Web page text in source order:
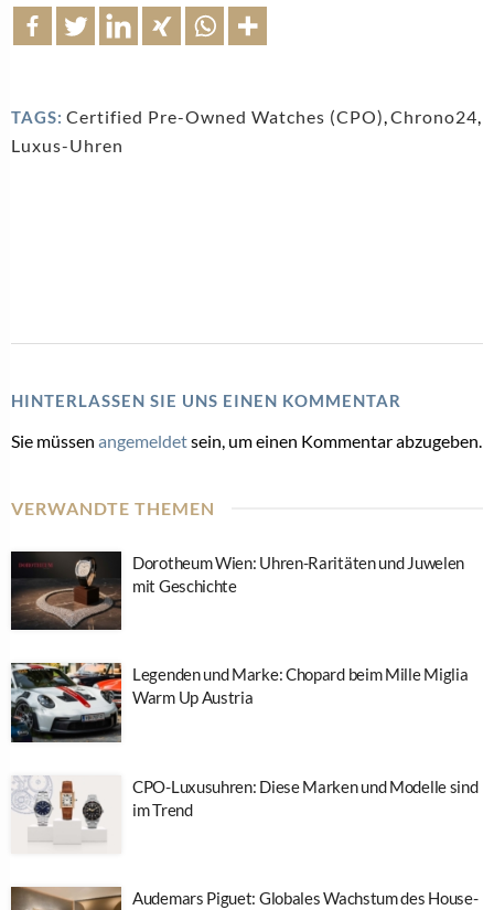
TAGS: Certified Pre-Owned Watches (CPO),Chrono24,
Luxus-Uhren
HINTERLASSEN SIE UNS EINEN KOMMENTAR
Sie müssen angemeldetsein, um einen Kommentar abzugeben.
VERWANDTE THEMEN
Dorotheum Wien: Uhren-Raritäten und Juwelen
mit Geschichte
Legenden und Marke: Chopard beim Mille Miglia
Warm Up Austria
CPO-Luxusuhren: Diese Marken und Modelle sind
im Trend
Audemars Piguet: Globales Wachstum des House-